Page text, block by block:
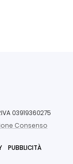
03919360275
Consenso
PUBBLICITÀ